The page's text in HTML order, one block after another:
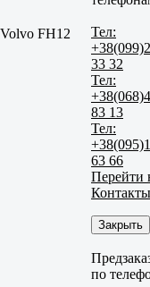
Volvo FH12
Тел:
33 32
Тел:
83 13
Тел:
63 66
Перейти
Контакты
Закрыть
по